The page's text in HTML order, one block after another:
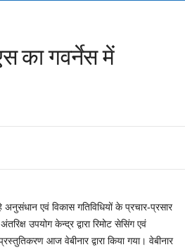
का गवर्नेस में
अनुसंधान एवं विकास गतिविधियों के प्रचार-प्रसार
उपयोग केन्द्र द्वारा रिमोट सेसिंग एवं
आज वेबीनार द्वारा किया गया। वेबीनार